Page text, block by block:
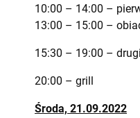
10:00 – 14:00 –
13:00 – 15:00 –
15:30 – 19:00 –
20:00 – grill
Środa, 21.09.2022